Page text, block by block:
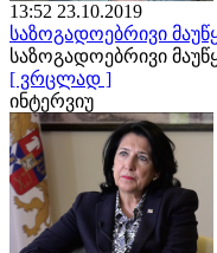
13:52 23.10.2019
საზოგადოებრივი
საზოგადოებრივი
[ ვრცლად ]
ინტერვიუ